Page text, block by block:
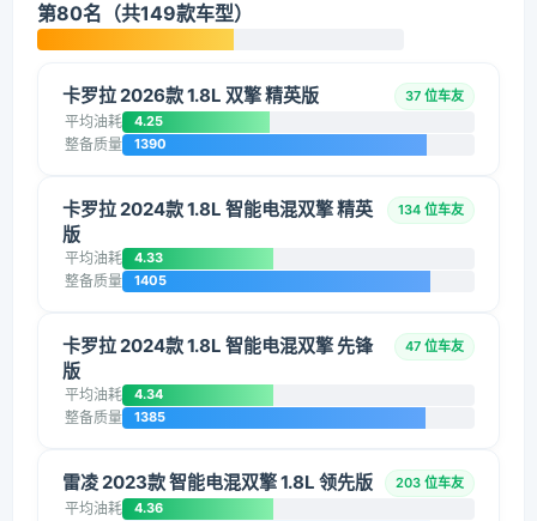
第80名（共149款车型）
卡罗拉 2026款 1.8L 双擎 精英版 37 位车友
平均油耗 4.25
整备质量 1390
卡罗拉 2024款 1.8L 智能电混双擎 精英
版
134 位车友
平均油耗 4.33
整备质量 1405
卡罗拉 2024款 1.8L 智能电混双擎 先锋
版
47 位车友
平均油耗 4.34
整备质量 1385
雷凌 2023款 智能电混双擎 1.8L 领先版 203 位车友
平均油耗 4.36